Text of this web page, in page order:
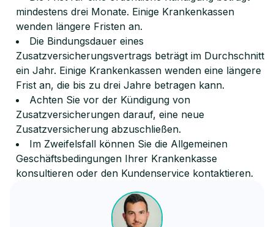
mindestens drei Monate. Einige Krankenkassen
wenden längere Fristen an.
Die Bindungsdauer eines
Zusatzversicherungsvertrags beträgt im Durchschnitt
ein Jahr. Einige Krankenkassen wenden eine längere
Frist an, die bis zu drei Jahre betragen kann.
Achten Sie vor der Kündigung von
Zusatzversicherungen darauf, eine neue
Zusatzversicherung abzuschließen.
Im Zweifelsfall können Sie die Allgemeinen
Geschäftsbedingungen Ihrer Krankenkasse
konsultieren oder den Kundenservice kontaktieren.